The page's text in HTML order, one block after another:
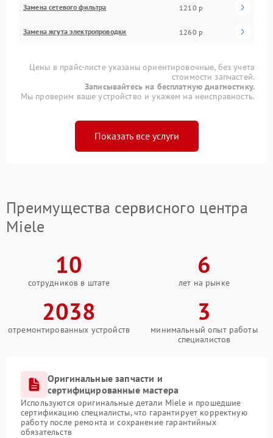
Замена сетевого фильтра 1210 р
Замена жгута электропроводки 1260 р
Цены в прайс-листе указаны ориентировочные, без учета
стоимости запчастей.
Записывайтесь на бесплатную диагностику.
Мы проверим ваше устройство и укажем на неисправность.
Показать все услуги
Преимущества сервисного центра
Miele
10
сотрудников в штате
6
лет на рынке
2038
отремонтированных устройств
3
минимальный опыт работы
специалистов
Оригинальные запчасти и
сертифицированные мастера
Используются оригинальные детали Miele и прошедшие
сертификацию специалисты, что гарантирует корректную
работу после ремонта и сохранение гарантийных
обязательств